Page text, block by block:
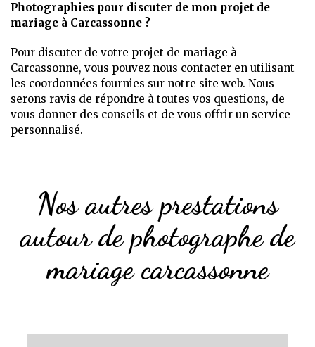
Photographies pour discuter de mon projet de
mariage à Carcassonne ?
Pour discuter de votre projet de mariage à
Carcassonne, vous pouvez nous contacter en utilisant
les coordonnées fournies sur notre site web. Nous
serons ravis de répondre à toutes vos questions, de
vous donner des conseils et de vous offrir un service
personnalisé.
Nos autres prestations
autour de photographe de
mariage carcassonne